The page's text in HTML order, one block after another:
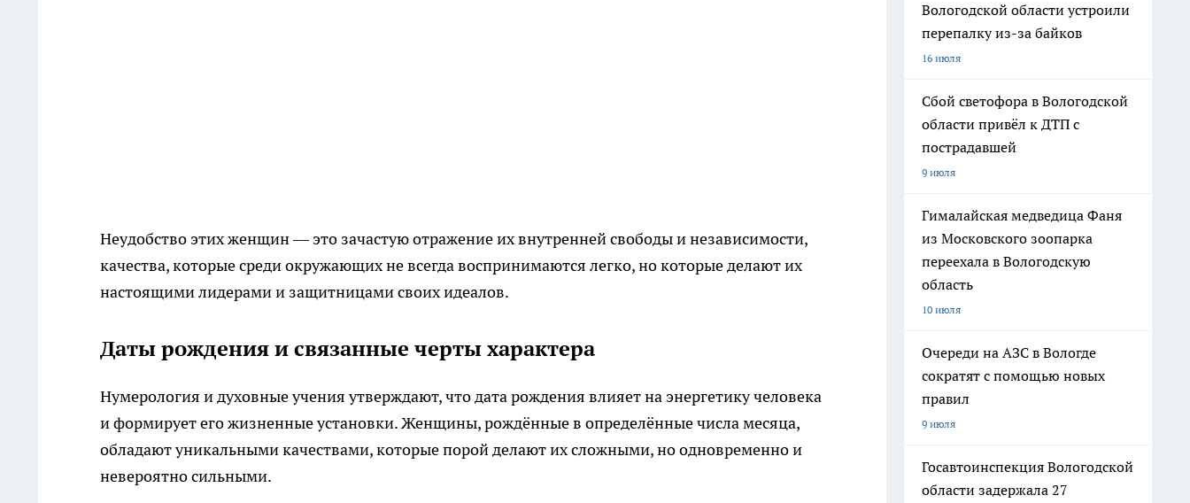
Неудобство этих женщин — это зачастую отражение их внутренней свободы и независимости,
качества, которые среди окружающих не всегда воспринимаются легко, но которые делают их
настоящими лидерами и защитницами своих идеалов.
Даты рождения и связанные черты характера
Нумерология и духовные учения утверждают, что дата рождения влияет на энергетику человека
и формирует его жизненные установки. Женщины, рождённые в определённые числа месяца,
обладают уникальными качествами, которые порой делают их сложными, но одновременно и
невероятно сильными.
Вологодской области устроили
перепалку из-за байков
16 июля
Сбой светофора в Вологодской
области привёл к ДТП с
пострадавшей
9 июля
Гималайская медведица Фаня
из Московского зоопарка
переехала в Вологодскую
область
10 июля
Очереди на АЗС в Вологде
сократят с помощью новых
правил
9 июля
Госавтоинспекция Вологодской
области задержала 27